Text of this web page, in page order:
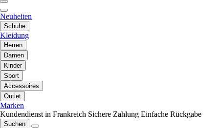
Neuheiten
Schuhe
Kleidung
Herren
Damen
Kinder
Sport
Accessoires
Outlet
Marken
Kundendienst in Frankreich Sichere Zahlung Einfache Rückgabe
Suchen